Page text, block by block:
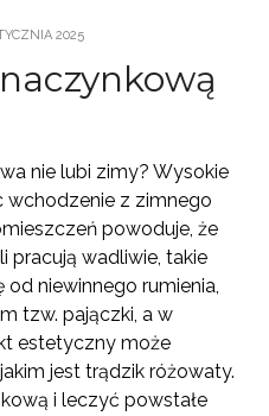
2025
nie lubi zimy? Wysokie
wchodzenie z zimnego
powoduje, że
pracują wadliwie, takie
niewinnego rumienia,
tzw. pajączki, a w
estetyczny może
jest trądzik różowaty.
i leczyć powstałe